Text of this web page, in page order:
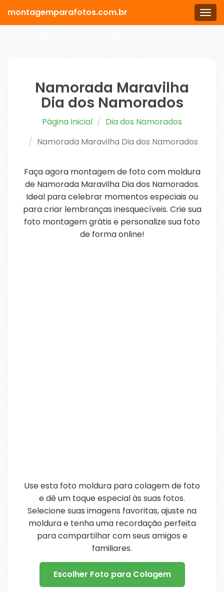
Menu
montagemparafotos.com.br
Namorada Maravilha
Dia dos Namorados
Página Inicial
Dia dos Namorados
Namorada Maravilha Dia dos Namorados
Faça agora montagem de foto com moldura
de Namorada Maravilha Dia dos Namorados.
Ideal para celebrar momentos especiais ou
para criar lembranças inesquecíveis. Crie sua
foto montagem grátis e personalize sua foto
de forma online!
Use esta foto moldura para colagem de foto
e dê um toque especial às suas fotos.
Selecione suas imagens favoritas, ajuste na
moldura e tenha uma recordação perfeita
para compartilhar com seus amigos e
familiares.
Escolher Foto para Colagem